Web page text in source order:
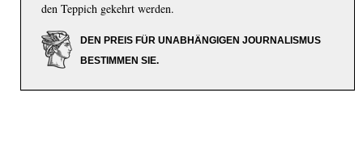
den Teppich gekehrt werden.
DEN PREIS FÜR UNABHÄNGIGEN JOURNALISMUS
BESTIMMEN SIE.